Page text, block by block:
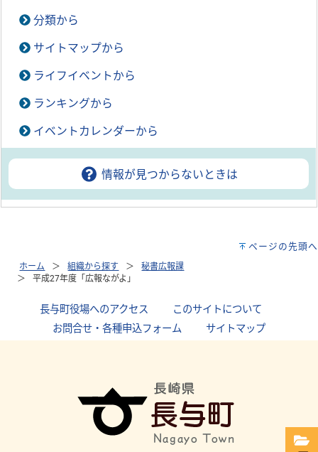
分類から
サイトマップから
ライフイベントから
ランキングから
イベントカレンダーから
情報が見つからないときは
ページの先頭へ
ホーム 組織から探す
秘書広報課
平成27年度「広報ながよ」
長与町役場へのアクセス このサイトについて
お問合せ・各種申込フォーム
サイトマップ